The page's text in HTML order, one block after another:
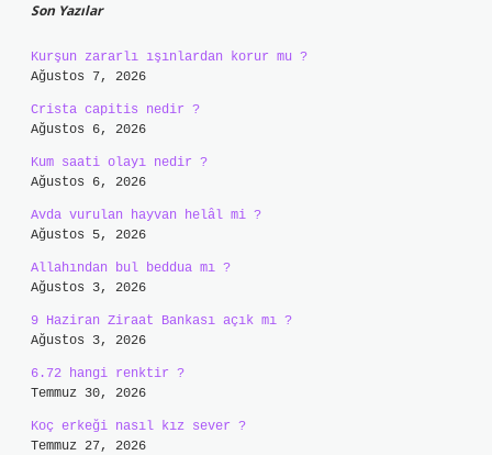
Son Yazılar
Kurşun zararlı ışınlardan korur mu ?
Ağustos 7, 2026
Crista capitis nedir ?
Ağustos 6, 2026
Kum saati olayı nedir ?
Ağustos 6, 2026
Avda vurulan hayvan helâl mi ?
Ağustos 5, 2026
Allahından bul beddua mı ?
Ağustos 3, 2026
9 Haziran Ziraat Bankası açık mı ?
Ağustos 3, 2026
6.72 hangi renktir ?
Temmuz 30, 2026
Koç erkeği nasıl kız sever ?
Temmuz 27, 2026